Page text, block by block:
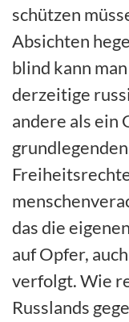
schützen
Absichten
blind kann
derzeitige
andere als ein
das die
auf Opfer,
verfolgt. Wie
Russlands